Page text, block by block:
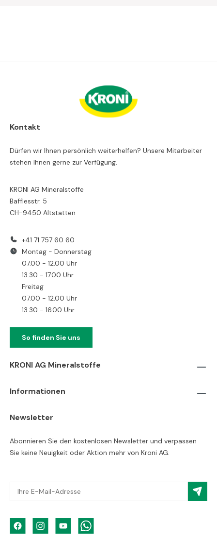
Kontakt
Dürfen wir Ihnen persönlich weiterhelfen? Unsere Mitarbeiter
stehen Ihnen gerne zur Verfügung.
KRONI AG Mineralstoffe
Bafflesstr. 5
CH-9450 Altstätten
+41 71 757 60 60
Montag - Donnerstag
07.00 - 12.00 Uhr
13.30 - 17.00 Uhr
Freitag
07.00 - 12.00 Uhr
13.30 - 16.00 Uhr
So finden Sie uns
KRONI AG Mineralstoffe
Informationen
Newsletter
Abonnieren Sie den kostenlosen Newsletter und verpassen
Sie keine Neuigkeit oder Aktion mehr von Kroni AG.